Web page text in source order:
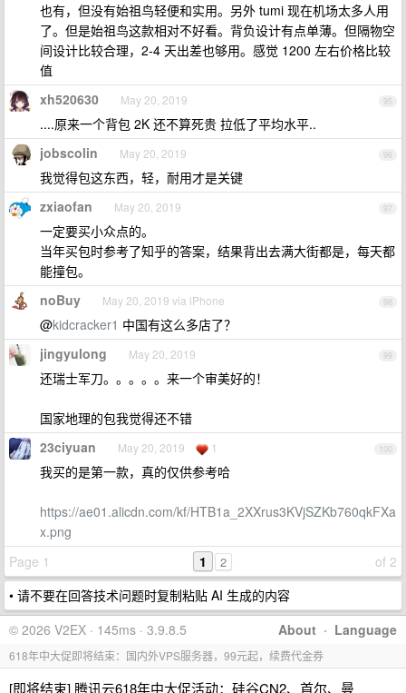
也有，但没有始祖鸟轻便和实用。另外 tumi 现在机场太多人用
了。但是始祖鸟这款相对不好看。背负设计有点单薄。但隔物空
间设计比较合理，2-4 天出差也够用。感觉 1200 左右价格比较
值
95
xh520630 May 20, 2019
....原来一个背包 2K 还不算死贵 拉低了平均水平..
96
jobscolin May 20, 2019
我觉得包这东西，轻，耐用才是关键
97
zxiaofan May 20, 2019
一定要买小众点的。
当年买包时参考了知乎的答案，结果背出去满大街都是，每天都
能撞包。
98
noBuy May 20, 2019 via iPhone
@kidcracker1 中国有这么多店了？
99
jingyulong May 20, 2019
还瑞士军刀。。。。。来一个审美好的！
国家地理的包我觉得还不错
100
23ciyuan May 20, 2019 1
我买的是第一款，真的仅供参考哈
https://ae01.alicdn.com/kf/HTB1a_2XXrus3KVjSZKb760qkFXa
x.png
Page 1
of 2
1 2
• 请不要在回答技术问题时复制粘贴 AI 生成的内容
About · Language
© 2026 V2EX · 145ms · 3.9.8.5
618年中大促即将结束：国内外VPS服务器，99元起，续费代金券
[即将结束] 腾讯云618年中大促活动：硅谷CN2、首尔、曼